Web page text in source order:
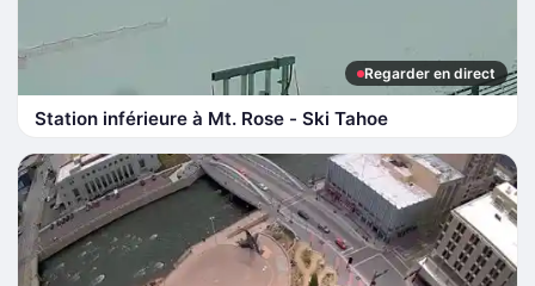
Regarder en direct
Station inférieure à Mt. Rose - Ski Tahoe